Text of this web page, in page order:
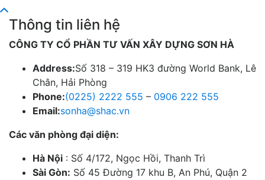
Thông tin liên hệ
CÔNG TY CỔ PHẦN TƯ VẤN XÂY DỰNG SƠN HÀ
Address:Số 318 – 319 HK3 đường World Bank, Lê
Chân, Hải Phòng
Phone:(0225) 2222 555 – 0906 222 555
Email:sonha@shac.vn
Các văn phòng đại diện:
Hà Nội : Số 4/172, Ngọc Hồi, Thanh Trì
Sài Gòn: Số 45 Đường 17 khu B, An Phú, Quận 2